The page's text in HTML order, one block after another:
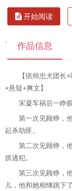
开始阅读
` 作品信息
【痞帅忠犬团长
+悬疑+爽文】
宋凝车祸后一睁
第一次见顾铮，
起杀劫匪。
第二次见顾铮，
抓逃犯。
第三次见顾铮，
儿，他和她相继跳下